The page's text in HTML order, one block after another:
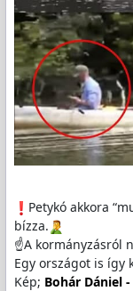
️Petykó akkora
bízza.
☝️A kormányzásról
Egy országot is így
Kép; Bohár Dániel